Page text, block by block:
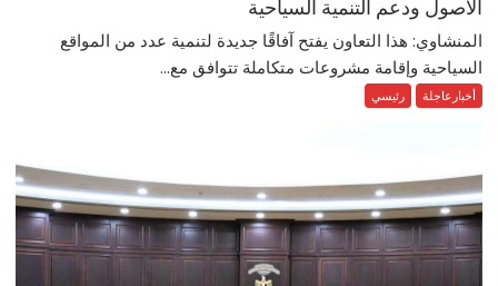
الأصول ودعم التنمية السياحية
المنشاوي: هذا التعاون يفتح آفاقًا جديدة لتنمية عدد من المواقع
السياحية وإقامة مشروعات متكاملة تتوافق مع...
أخبارعاجلة رئيسي